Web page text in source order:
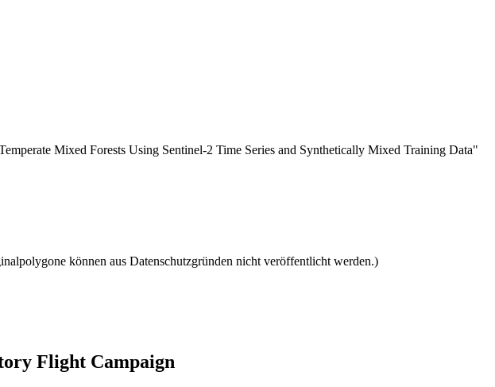
Mixed Forests Using Sentinel-2 Time Series and Synthetically Mixed Training Data"
können aus Datenschutzgründen nicht veröffentlicht werden.)
Flight Campaign